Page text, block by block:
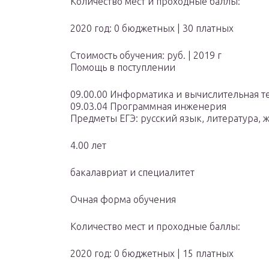
2020 год: 0 бюджетных | 30 платных
Стоимость обучения: руб. | 2019 г
Помощь в поступлении
09.00.00 Информатика и вычислительная
09.03.04 Программная инженерия
Предметы ЕГЭ: русский язык, литература,
4.00 лет
бакалавриат и специалитет
Очная форма обучения
Количество мест и проходные баллы:
2020 год: 0 бюджетных | 15 платных